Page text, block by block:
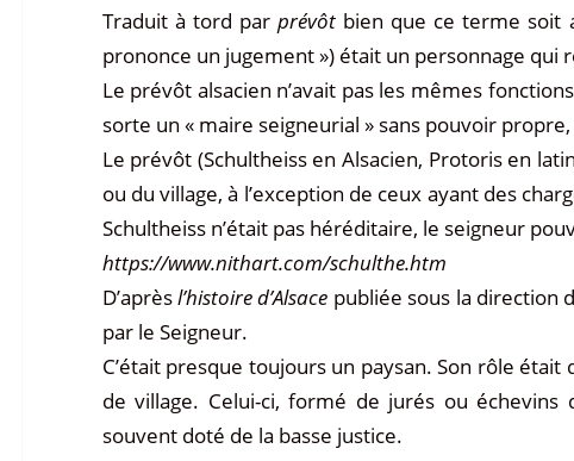
Traduit à tord par prévôtbien que ce terme soit
prononce un jugement ») était un personnage qui
Le prévôt alsacien n’avait pas les mêmes
sorte un « maire seigneurial » sans pouvoir
Le prévôt (Schultheiss en Alsacien, Protoris en
ou du village, à l’exception de ceux ayant des
Schultheiss n’était pas héréditaire, le seigneur
https://www.nithart.com/schulthe.htm
D’aprèsl’histoire d’Alsace publiée sous la direction
par le Seigneur.
C’était presque toujours un paysan. Son rôle
de village. Celui-ci, formé de jurés ou
souvent doté de la basse justice.